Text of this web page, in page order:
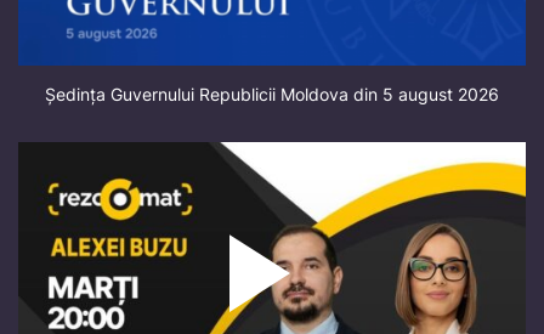
Ședința Guvernului Republicii Moldova din 5 august 2026